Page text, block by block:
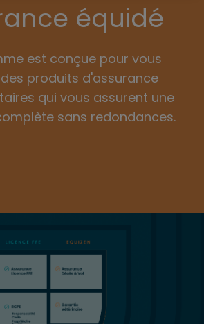
équidé
est conçue pour vous
produits d'assurance
qui vous assurent une
sans redondances.